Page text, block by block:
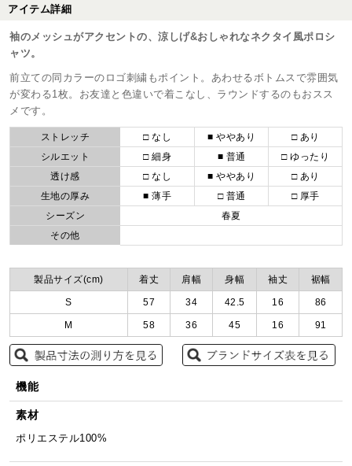
アイテム詳細
袖のメッシュがアクセントの、涼しげ&おしゃれなネクタイ風ポロシ
ャツ。
前立ての同カラーのロゴ刺繍もポイント。あわせるボトムスで雰囲気
が変わる1枚。お友達と色違いで着こなし、ラウンドするのもおスス
メです。
ストレッチ □ なし ■ ややあり
□ あり
シルエット
□ 細身 ■ 普通
□ ゆったり
透け感
□ なし ■ ややあり
□ あり
生地の厚み
■ 薄手 □ 普通
□ 厚手
シーズン
春夏
その他
製品サイズ(cm) 着丈 肩幅 身幅 袖丈 裾幅
S 57 34 42.5 16 86
M 58 36 45 16 91
機能
素材
ポリエステル100%